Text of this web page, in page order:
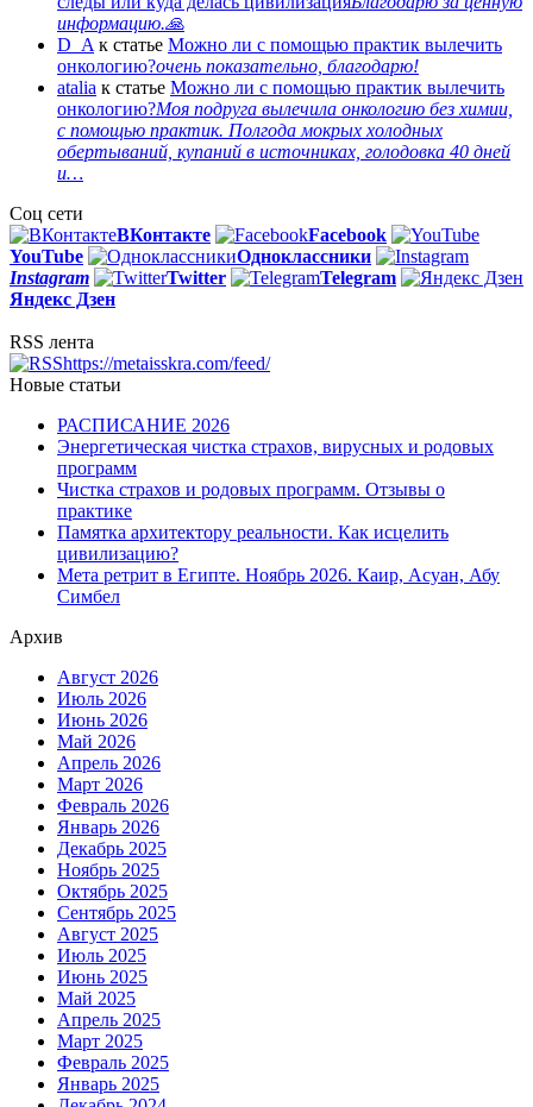
информацию.🙏
D_A к статье Можно ли с помощью практик вылечить
онкологию?очень показательно, благодарю!
atalia к статье Можно ли с помощью практик вылечить
онкологию?Моя подруга вылечила онкологию без химии,
с помощью практик. Полгода мокрых холодных
обертываний, купаний в источниках, голодовка 40 дней
и…
Соц сети
ВКонтакте
Facebook
YouTube
Одноклассники
Instagram
Twitter
Telegram
Яндекс Дзен
RSS лента
https://metaisskra.com/feed/
Новые статьи
РАСПИСАНИЕ 2026
Энергетическая чистка страхов, вирусных и родовых
программ
Чистка страхов и родовых программ. Отзывы о
практике
Памятка архитектору реальности. Как исцелить
цивилизацию?
Мета ретрит в Египте. Ноябрь 2026. Каир, Асуан, Абу
Симбел
Архив
Август 2026
Июль 2026
Июнь 2026
Май 2026
Апрель 2026
Март 2026
Февраль 2026
Январь 2026
Декабрь 2025
Ноябрь 2025
Октябрь 2025
Сентябрь 2025
Август 2025
Июль 2025
Июнь 2025
Май 2025
Апрель 2025
Март 2025
Февраль 2025
Январь 2025